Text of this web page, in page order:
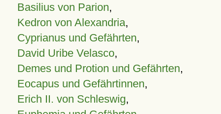
Basilius von Parion,
Kedron von Alexandria,
Cyprianus und Gefährten,
David Uribe Velasco,
Demes und Protion und Gefährten,
Eocapus und Gefährtinnen,
Erich II. von Schleswig,